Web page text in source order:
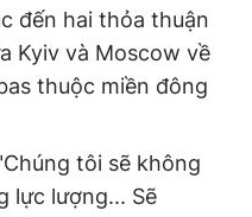
đến hai thỏa thuận
Kyiv và Moscow về
thuộc miền đông
tôi sẽ không
lực lượng... Sẽ